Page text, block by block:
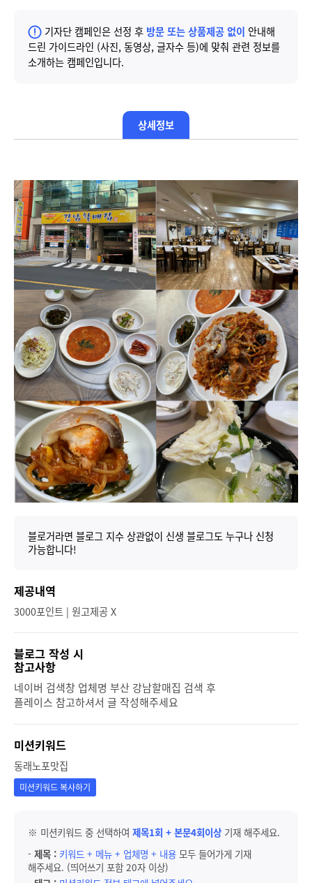
기자단 캠페인은 선정 후 방문 또는 상품제공 없이 안내해
드린 가이드라인 (사진, 동영상, 글자수 등)에 맞춰 관련 정보를
소개하는 캠페인입니다.
상세정보
블로거라면 블로그 지수 상관없이 신생 블로그도 누구나 신청
가능합니다!
제공내역
3000포인트 | 원고제공 X
블로그 작성 시
참고사항
네이버 검색창 업체명 부산 강남할매집 검색 후
플레이스 참고하셔서 글 작성해주세요
미션키워드
동래노포맛집
미션키워드 복사하기
※ 미션키워드 중 선택하여 제목1회 + 본문4회이상 기재 해주세요.
- 제목 : 키워드 + 메뉴 + 업체명 + 내용 모두 들어가게 기재
해주세요. (띄어쓰기 포함 20자 이상)